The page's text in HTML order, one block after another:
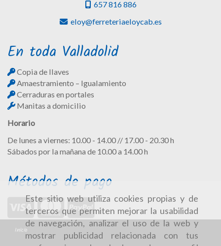
Este sitio web utiliza cookies propias y de
terceros que permiten mejorar la usabilidad
de navegación, analizar el uso de la web y
mostrar publicidad relacionada con tus
657 816 886
eloy
ferreteriaeloycab.es
En toda Valladolid
Copia de llaves
Amaestramiento – Igualamiento
Cerraduras en portales
Manitas a domicilio
Horario
De lunes a viernes: 10.00 - 14.00 // 17.00 - 20.30 h
Sábados por la mañana de 10.00 a 14.00 h
Métodos de pago
Inicio